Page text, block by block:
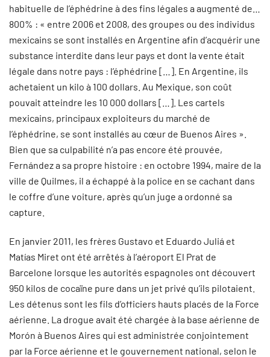
habituelle de l’éphédrine à des fins légales a augmenté de…
800% : « entre 2006 et 2008, des groupes ou des individus
mexicains se sont installés en Argentine afin d’acquérir une
substance interdite dans leur pays et dont la vente était
légale dans notre pays : l’éphédrine […]. En Argentine, ils
achetaient un kilo à 100 dollars. Au Mexique, son coût
pouvait atteindre les 10 000 dollars […]. Les cartels
mexicains, principaux exploiteurs du marché de
l’éphédrine, se sont installés au cœur de Buenos Aires ».
Bien que sa culpabilité n’a pas encore été prouvée,
Fernández a sa propre histoire : en octobre 1994, maire de la
ville de Quilmes, il a échappé à la police en se cachant dans
le coffre d’une voiture, après qu’un juge a ordonné sa
capture.
En janvier 2011, les frères Gustavo et Eduardo Juliá et
Matías Miret ont été arrêtés à l’aéroport El Prat de
Barcelone lorsque les autorités espagnoles ont découvert
950 kilos de cocaïne pure dans un jet privé qu’ils pilotaient.
Les détenus sont les fils d’officiers hauts placés de la Force
aérienne. La drogue avait été chargée à la base aérienne de
Morón à Buenos Aires qui est administrée conjointement
par la Force aérienne et le gouvernement national, selon le